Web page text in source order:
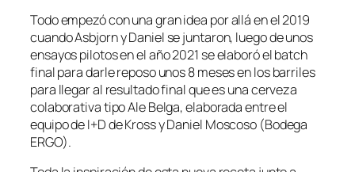
Todo empezó con una gran idea por allá en el 2019
cuando Asbjorn y Daniel se juntaron, luego de unos
ensayos pilotos en el año 2021 se elaboró el batch
final para darle reposo unos 8 meses en los barriles
para llegar al resultado final que es una cerveza
colaborativa tipo Ale Belga, elaborada entre el
equipo de I+D de Kross y Daniel Moscoso (Bodega
ERGO).